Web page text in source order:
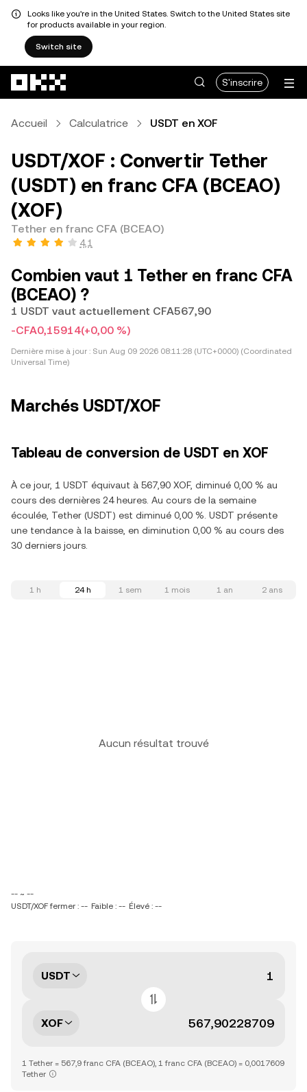
Looks like you're in the United States. Switch to the United States site
for products available in your region.
Switch site
S'inscrire
Accueil Calculatrice USDT en XOF
USDT/XOF : Convertir Tether
(USDT) en franc CFA (BCEAO)
(XOF)
Tether en franc CFA (BCEAO)
4,1
Combien vaut 1 Tether en franc CFA
(BCEAO) ?
1 USDT vaut actuellement CFA567,90
-CFA0,15914(+0,00 %)
Dernière mise à jour : Sun Aug 09 2026 08:11:28 (UTC+0000) (Coordinated
Universal Time)
Marchés USDT/XOF
Tableau de conversion de USDT en XOF
À ce jour, 1 USDT équivaut à 567,90 XOF, diminué 0,00 % au
cours des dernières 24 heures. Au cours de la semaine
écoulée, Tether (USDT) est diminué 0,00 %. USDT présente
une tendance à la baisse, en diminution 0,00 % au cours des
30 derniers jours.
1 h 24 h 1 sem 1 mois 1 an 2 ans
Aucun résultat trouvé
-- ~ --
USDT/XOF fermer : -- Faible : -- Élevé : --
USDT
XOF
1 Tether = 567,9 franc CFA (BCEAO), 1 franc CFA (BCEAO) = 0,0017609
Tether